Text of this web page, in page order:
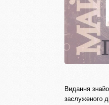
Видання
заслуженого